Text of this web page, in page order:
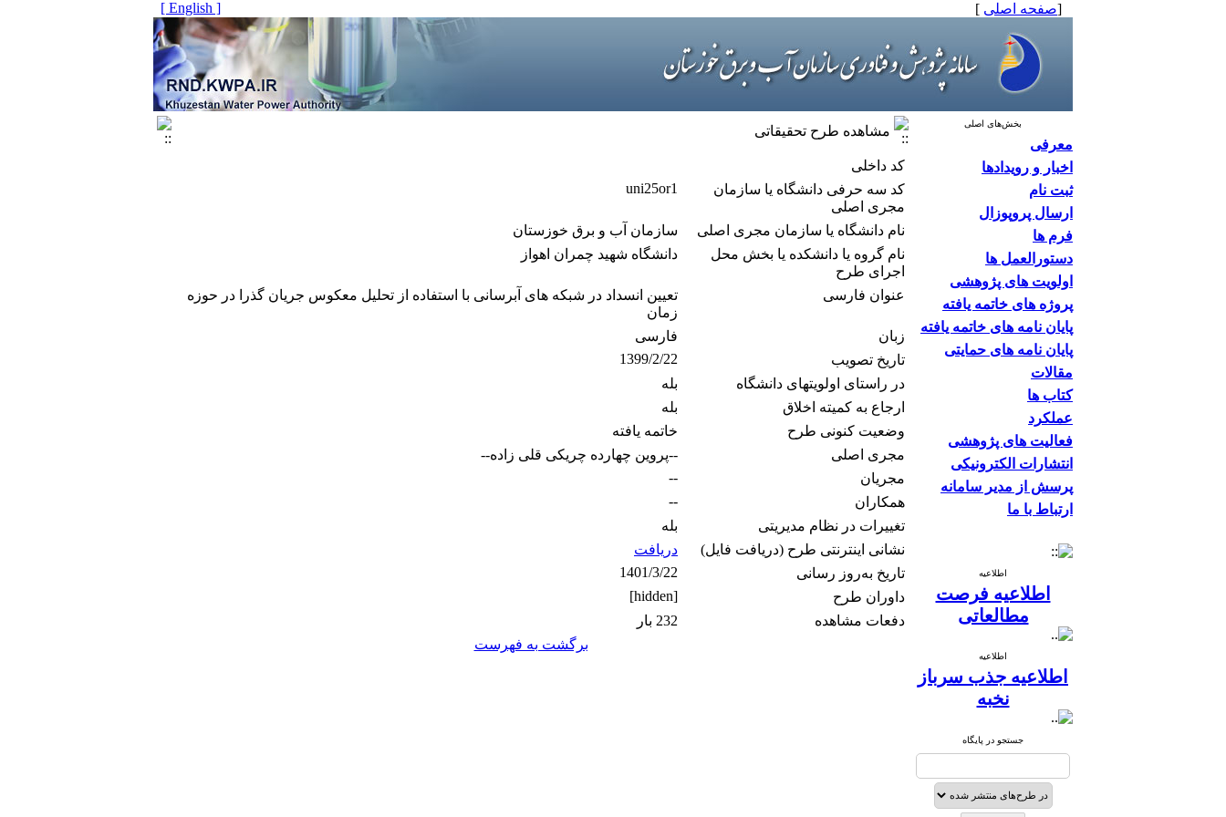
[صفحه اصلی ]
[ English ]
بخش‌های اصلی
معرفی
اخبار و رویدادها
ثبت نام
ارسال پروپوزال
فرم ها
دستورالعمل ها
اولویت های پژوهشی
پروژه های خاتمه یافته
پایان نامه های خاتمه یافته
پایان نامه های حمایتی
مقالات
کتاب ها
عملکرد
فعالیت های پژوهشی
انتشارات الکترونیکی
پرسش از مدیر سامانه
ارتباط با ما
اطلاعیه
اطلاعیه فرصت
مطالعاتی
اطلاعیه
اطلاعیه جذب سرباز
نخبه
جستجو در پایگاه
مشاهده طرح تحقیقاتی
کد داخلی
كد سه حرفی دانشگاه یا سازمان
مجری اصلی
uni25or1
نام دانشگاه یا سازمان مجری اصلی
سازمان آب و برق خوزستان
نام گروه یا دانشكده یا بخش محل
اجرای طرح
دانشگاه شهید چمران اهواز
عنوان فارسی
تعیین انسداد در شبکه های آبرسانی با استفاده از تحلیل معکوس جریان گذرا در حوزه
زمان
زبان
فارسی
تاریخ تصویب
1399/2/22
در راستای اولویتهای دانشگاه
بله
ارجاع به كمیته اخلاق
بله
وضعیت كنونی طرح
خاتمه یافته
مجری اصلی
--پروین چهارده چریکی قلی زاده--
مجریان
--
همکاران
--
تغییرات در نظام مدیریتی
بله
نشانی اینترنتی طرح (دریافت فایل)
دریافت
تاریخ به‌روز رسانی
1401/3/22
داوران طرح
[hidden]
دفعات مشاهده
232 بار
برگشت به فهرست